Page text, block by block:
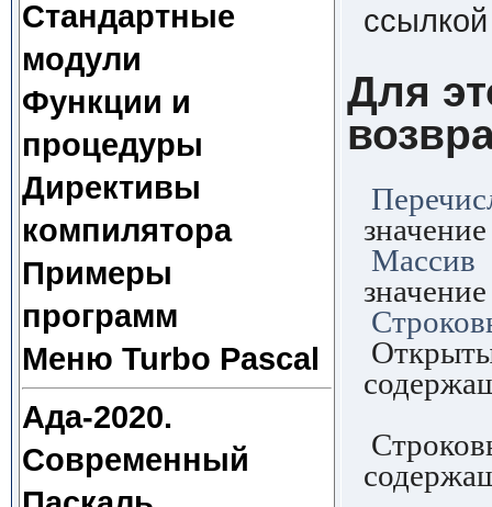
Стандартные
модули
Функции и
процедуры
Директивы
компилятора
Примеры
программ
Меню Turbo Pascal
Ада-2020.
Современный
Для
Массив